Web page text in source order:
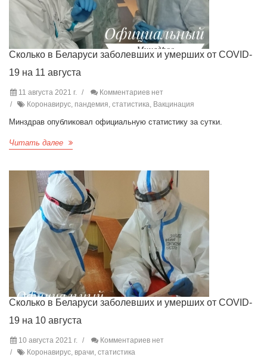
Сколько в Беларуси заболевших и умерших от COVID-
19 на 11 августа
11 августа 2021 г.
Комментариев нет
Коронавирус, пандемия, статистика, Вакцинация
Минздрав опубликовал официальную статистику за сутки.
Читать далее
Сколько в Беларуси заболевших и умерших от COVID-
19 на 10 августа
10 августа 2021 г.
Комментариев нет
Коронавирус, врачи, статистика